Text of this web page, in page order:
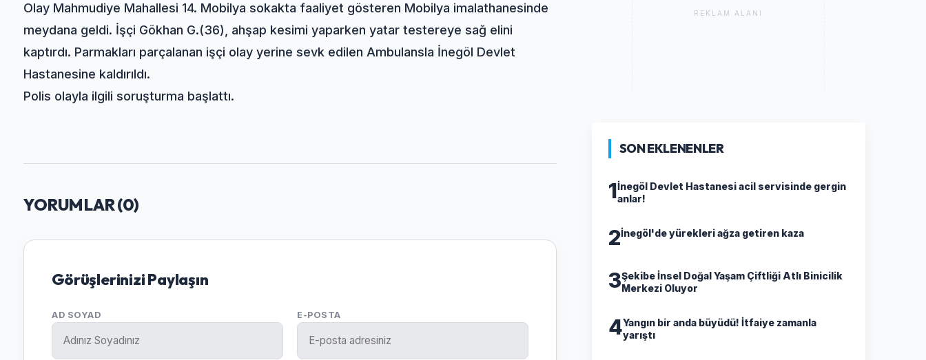
Olay Mahmudiye Mahallesi 14. Mobilya sokakta faaliyet gösteren Mobilya imalathanesinde
meydana geldi. İşçi Gökhan G.(36), ahşap kesimi yaparken yatar testereye sağ elini
kaptırdı. Parmakları parçalanan işçi olay yerine sevk edilen Ambulansla İnegöl Devlet
Hastanesine kaldırıldı.
Polis olayla ilgili soruşturma başlattı.
YORUMLAR (0)
Görüşlerinizi Paylaşın
AD SOYAD E-POSTA
REKLAM ALANI
SON EKLENENLER
1İnegöl Devlet Hastanesi acil servisinde gergin
anlar!
2İnegöl'de yürekleri ağza getiren kaza
3Şekibe İnsel Doğal Yaşam Çiftliği Atlı Binicilik
Merkezi Oluyor
4Yangın bir anda büyüdü! İtfaiye zamanla
yarıştı